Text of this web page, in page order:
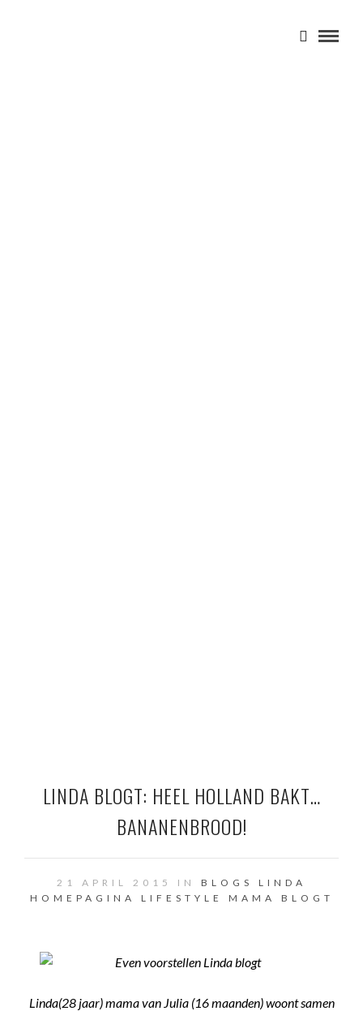
LINDA BLOGT: HEEL HOLLAND BAKT…
BANANENBROOD!
21 APRIL 2015 IN BLOGS LINDA
HOMEPAGINA
LIFESTYLE MAMA BLOGT
Linda(28 jaar) mama van Julia (16 maanden) woont samen